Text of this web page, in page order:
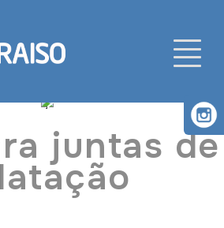
]
juntas de